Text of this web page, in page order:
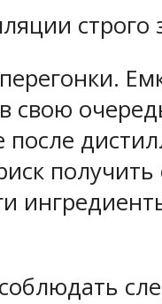
строго
свою